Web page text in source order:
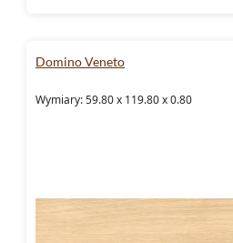
Domino Veneto
Wymiary: 59.80 x 119.80 x 0.80